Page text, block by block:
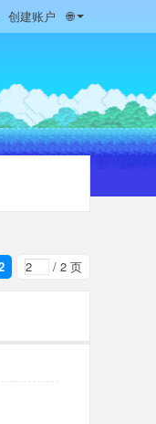
创建账户 🌐
/ 2 页